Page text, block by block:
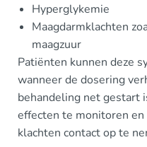
Hyperglykemie
Maagdarmklachten
maagzuur
Patiënten kunnen deze
wanneer de dosering
behandeling net gestart
effecten te monitoren
klachten contact op te